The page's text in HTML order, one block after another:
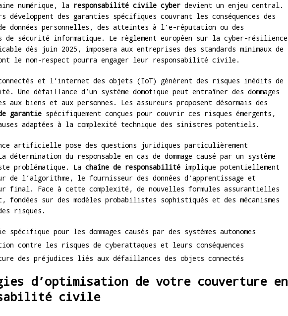
numérique, la responsabilité civile cyber devient un enjeu central.
développent des garanties spécifiques couvrant les conséquences des
données personnelles, des atteintes à l’e-réputation ou des
de sécurité informatique. Le règlement européen sur la cyber-résilience
dès juin 2025, imposera aux entreprises des standards minimaux de
le non-respect pourra engager leur responsabilité civile.
et l’internet des objets (IoT) génèrent des risques inédits de
Une défaillance d’un système domotique peut entraîner des dommages
aux biens et aux personnes. Les assureurs proposent désormais des
garantie spécifiquement conçues pour couvrir ces risques émergents,
adaptées à la complexité technique des sinistres potentiels.
artificielle pose des questions juridiques particulièrement
détermination du responsable en cas de dommage causé par un système
problématique. La chaîne de responsabilité implique potentiellement
de l’algorithme, le fournisseur des données d’apprentissage et
final. Face à cette complexité, de nouvelles formules assurantielles
fondées sur des modèles probabilistes sophistiqués et des mécanismes
risques.
spécifique pour les dommages causés par des systèmes autonomes
contre les risques de cyberattaques et leurs conséquences
des préjudices liés aux défaillances des objets connectés
d’optimisation de votre couverture en
civile